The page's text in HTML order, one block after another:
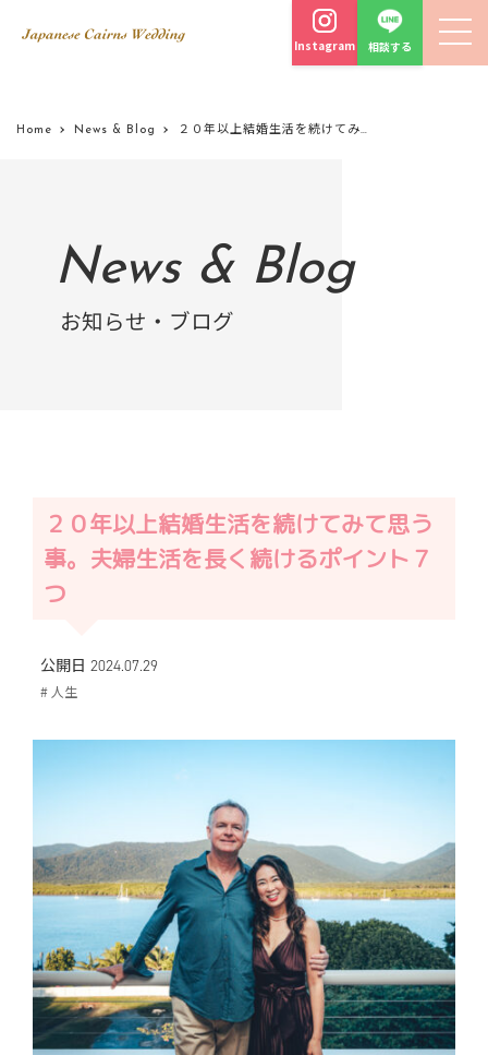
Instagram 相談する
Home News & Blog ２０年以上結婚生活を続けてみて思う事。夫婦生活を長く続けるポイント７つ
News & Blog
お知らせ・ブログ
２０年以上結婚生活を続けてみて思う
事。夫婦生活を長く続けるポイント７
つ
公開日 2024.07.29
# 人生